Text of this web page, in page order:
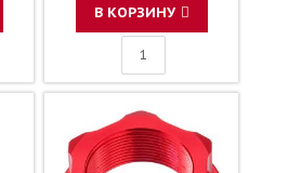
В КОРЗИНУ